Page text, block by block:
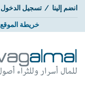
انضم إلينا / تسجيل الدخول
خريطة الموقع